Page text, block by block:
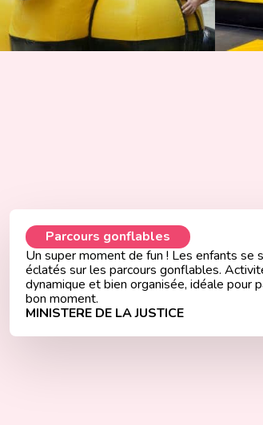
Parcours gonflables
Un super moment de fun ! Les enfants se
éclatés sur les parcours gonflables.
dynamique et bien organisée, idéale pour
bon moment.
MINISTERE DE LA JUSTICE